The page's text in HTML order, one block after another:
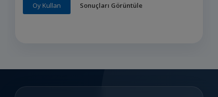
Oy Kullan Sonuçları Görüntüle